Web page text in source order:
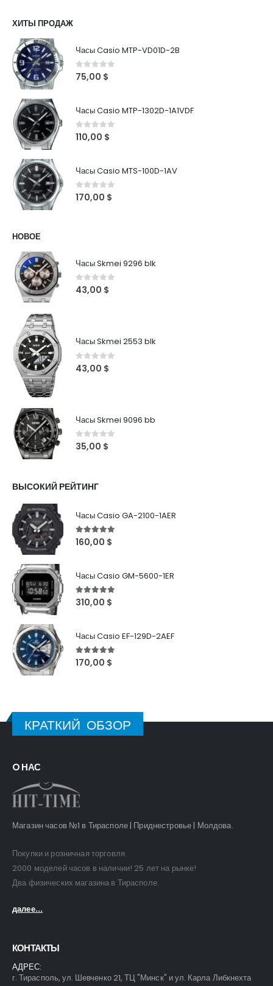
ХИТЫ ПРОДАЖ
Часы Casio MTP-VD01D-2B
0out of 5
75,00 $
Часы Casio MTP-1302D-1A1VDF
0out of 5
110,00 $
Часы Casio MTS-100D-1AV
0out of 5
170,00 $
НОВОЕ
Часы Skmei 9296 blk
0 out of 5
43,00 $
Часы Skmei 2553 blk
0 out of 5
43,00 $
Часы Skmei 9096 bb
0out of 5
35,00 $
ВЫСОКИЙ РЕЙТИНГ
Часы Casio GA-2100-1AER
5out of 5
160,00 $
Часы Casio GM-5600-1ER
5out of 5
310,00 $
Часы Casio EF-129D-2AEF
5out of 5
170,00 $
КРАТКИЙ ОБЗОР
O НАС
Магазин часов №1 в Тирасполе | Приднестровье | Молдова.
Покупки и розничная торговля.
2000 моделей часов в наличии! 25 лет на рынке!
Два физических магазина в Тирасполе.
далее...
КОНТАКТЫ
АДРЕС:
г. Тирасполь, ул. Шевченко 21, ТЦ "Минск" и ул. Карла Либкнехта